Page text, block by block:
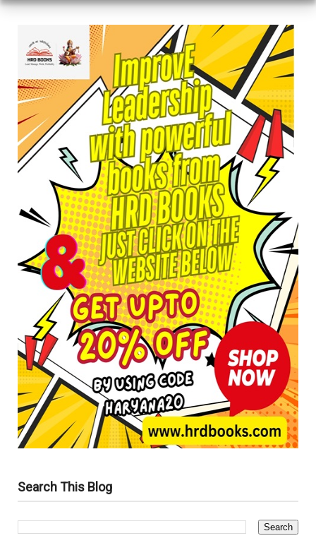
Search This Blog